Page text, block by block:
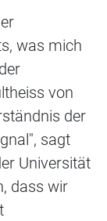
was mich
von
der
sagt
Universität
dass wir